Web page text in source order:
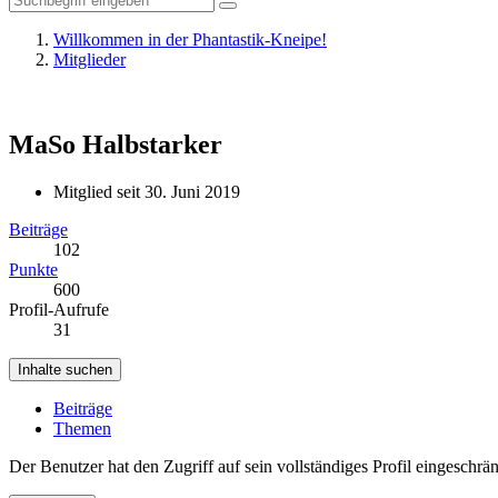
Willkommen in der Phantastik-Kneipe!
Mitglieder
MaSo Halbstarker
Mitglied seit 30. Juni 2019
Beiträge
102
Punkte
600
Profil-Aufrufe
31
Inhalte suchen
Beiträge
Themen
Der Benutzer hat den Zugriff auf sein vollständiges Profil